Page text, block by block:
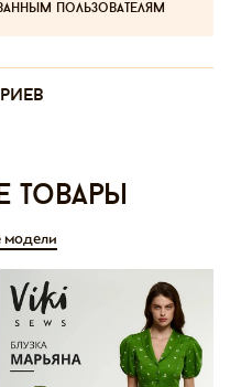
пользователям
товары
модели